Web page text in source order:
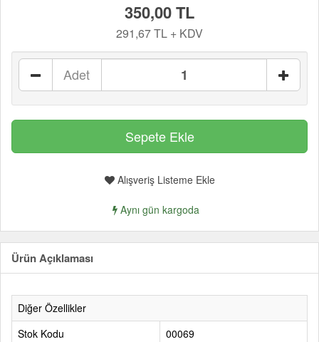
350,00 TL
291,67 TL + KDV
Adet
Alışveriş Listeme Ekle
Aynı gün kargoda
Ürün Açıklaması
Diğer Özellikler
Stok Kodu
00069